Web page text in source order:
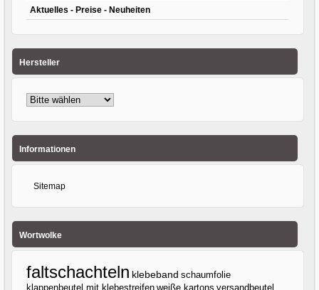
Aktuelles - Preise - Neuheiten
Hersteller
Informationen
Sitemap
Wortwolke
faltschachteln klebeband schaumfolie
klappenbeutel mit klebestreifen weiße kartons versandbeutel